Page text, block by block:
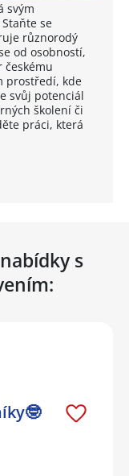
svým
se
různorodý
od osobností,
českému
prostředí, kde
svůj potenciál
školení či
práci, která
s